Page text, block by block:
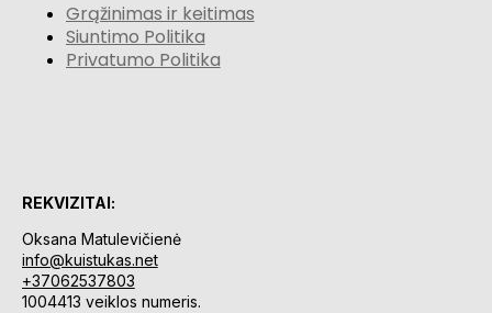
Grąžinimas ir keitimas
Siuntimo Politika
Privatumo Politika
REKVIZITAI:
Oksana Matulevičienė
info@kuistukas.net
+37062537803
1004413 veiklos numeris.